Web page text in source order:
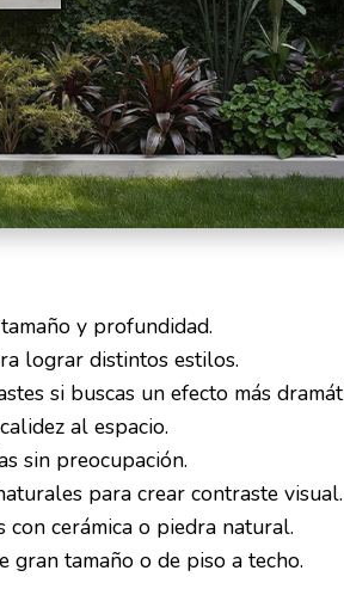
y profundidad.
lograr distintos estilos.
si buscas un efecto más
al espacio.
sin preocupación.
para crear contraste visual.
con cerámica o piedra natural.
gran tamaño o de piso a techo.